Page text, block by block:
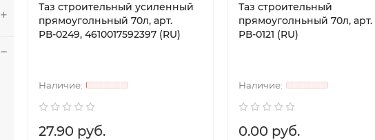
Таз строительный усиленный
прямоуголньный 70л, арт.
РВ-0249, 4610017592397 (RU)
27.90 руб.
Таз строительный
прямоуголньный 70л, арт.
РВ-0121 (RU)
0.00 руб.